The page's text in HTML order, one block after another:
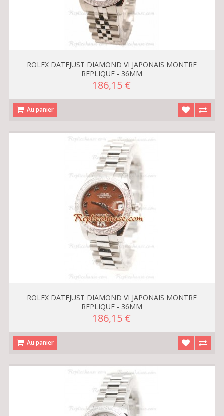
ROLEX DATEJUST DIAMOND VI JAPONAIS MONTRE
REPLIQUE - 36MM
186,15 €
Au panier
ROLEX DATEJUST DIAMOND VI JAPONAIS MONTRE
REPLIQUE - 36MM
186,15 €
Au panier